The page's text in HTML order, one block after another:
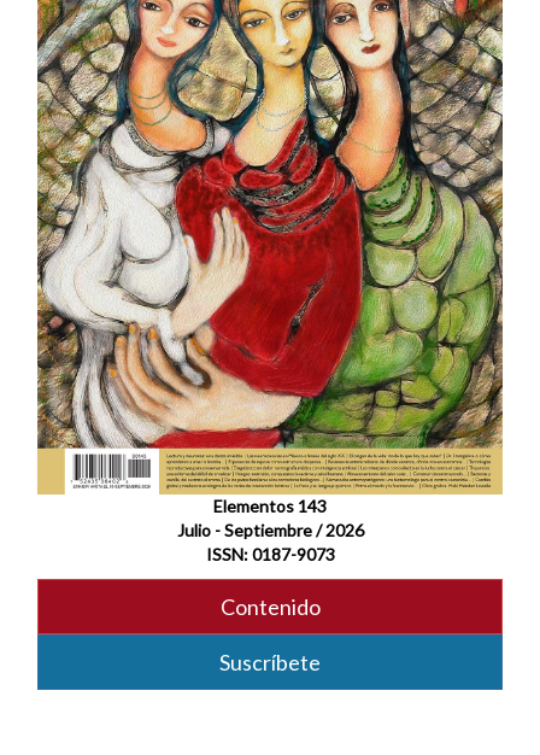
Elementos 143
Julio - Septiembre / 2026
ISSN: 0187-9073
Contenido
Suscríbete